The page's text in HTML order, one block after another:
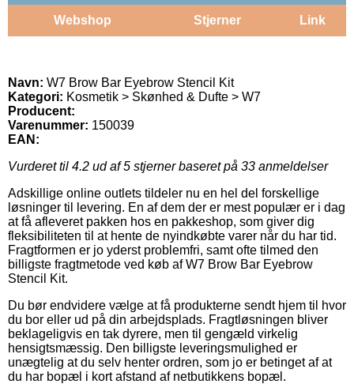
Webshop Stjerner Link
Navn: W7 Brow Bar Eyebrow Stencil Kit
Kategori: Kosmetik > Skønhed & Dufte > W7
Producent:
Varenummer: 150039
EAN:
Vurderet til 4.2 ud af 5 stjerner baseret på 33 anmeldelser
Adskillige online outlets tildeler nu en hel del forskellige
løsninger til levering. En af dem der er mest populær er i dag
at få afleveret pakken hos en pakkeshop, som giver dig
fleksibiliteten til at hente de nyindkøbte varer når du har tid.
Fragtformen er jo yderst problemfri, samt ofte tilmed den
billigste fragtmetode ved køb af W7 Brow Bar Eyebrow
Stencil Kit.
Du bør endvidere vælge at få produkterne sendt hjem til hvor
du bor eller ud på din arbejdsplads. Fragtløsningen bliver
beklageligvis en tak dyrere, men til gengæld virkelig
hensigtsmæssig. Den billigste leveringsmulighed er
unægtelig at du selv henter ordren, som jo er betinget af at
du har bopæl i kort afstand af netbutikkens bopæl.